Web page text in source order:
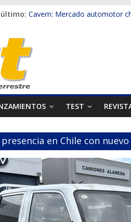
último: Cavem: Mercado automotor
SINOTRUK Pick-ups presentó
Chile es el primer mercado
TEST
en Chile con